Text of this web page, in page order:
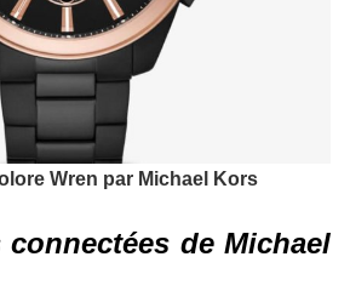
Wren par Michael Kors
de Michael